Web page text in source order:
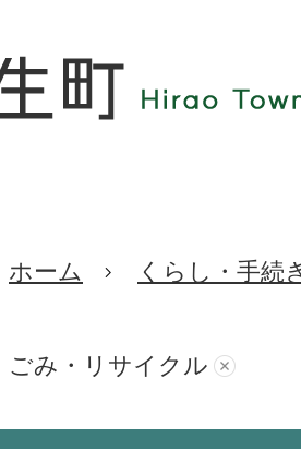
ホーム くらし・手続
ごみ・リサイクル